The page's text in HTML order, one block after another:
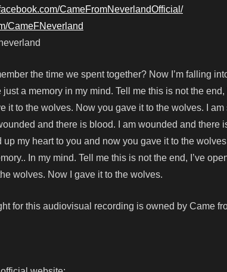
CameFromNeverlandOfficial/
CameFNeverland
the time we spent together? Now I’m falling
just a memory in my mind. Tell me this is not the
it to the wolves. Now you gave it to the wolves. I am
and there is blood. I am wounded and there
up my heart to you and now you gave it to the
In my mind. Tell me this is not the end, I’ve
wolves. Now I gave it to the wolves.
for this audiovisual recording is owned by Came